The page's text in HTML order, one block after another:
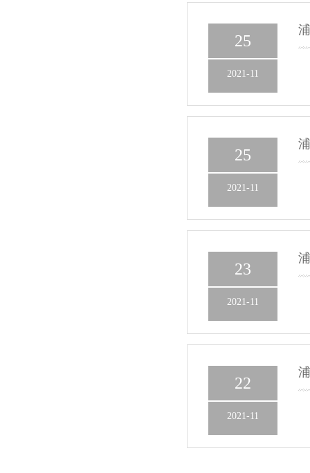
25
2021-11
25
2021-11
23
2021-11
22
2021-11